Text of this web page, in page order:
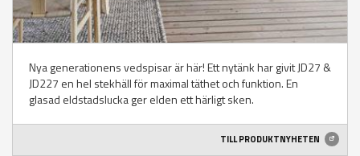
Nya generationens vedspisar är här! Ett nytänk har givit JD27 &
JD227 en hel stekhäll för maximal täthet och funktion. En
glasad eldstadslucka ger elden ett härligt sken.
TILL PRODUKTNYHETEN